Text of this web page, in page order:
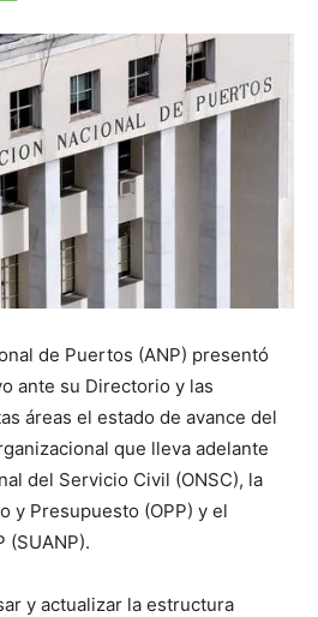
de Puertos (ANP) presentó
ante su Directorio y las
áreas el estado de avance del
que lleva adelante
del Servicio Civil (ONSC), la
y Presupuesto (OPP) y el
(SUANP).
y actualizar la estructura